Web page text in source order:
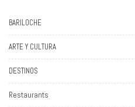
BARILOCHE
ARTE Y CULTURA
DESTINOS
Restaurants